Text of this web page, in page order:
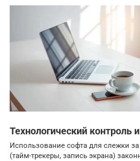
Технологический контроль
Использование софта для слежки
(тайм-трекеры, запись экрана)